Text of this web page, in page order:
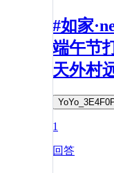
#如家
端午节
天外村
1
回答